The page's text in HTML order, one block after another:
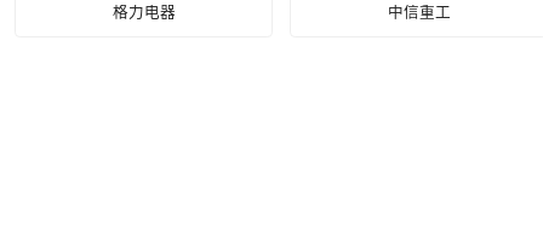
中信重工 比亚迪集团